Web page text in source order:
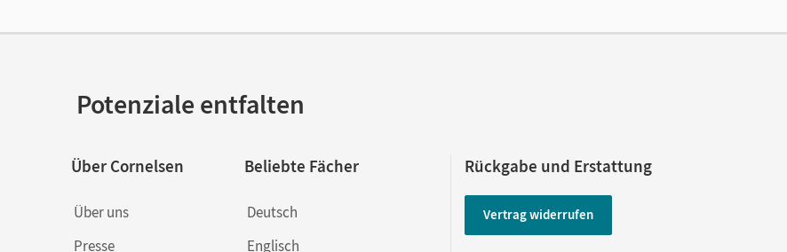
Potenziale entfalten
Über Cornelsen
Über uns
Presse
Beliebte Fächer
Deutsch
Englisch
Rückgabe und Erstattung
Vertrag widerrufen